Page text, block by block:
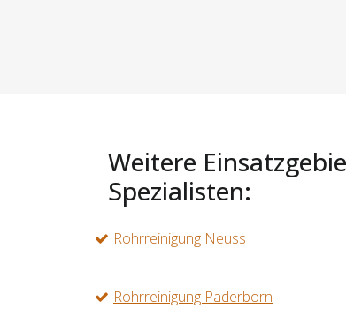
Weitere
Spezialisten:
Rohrreinigung Neuss
Rohrreinigung Paderborn